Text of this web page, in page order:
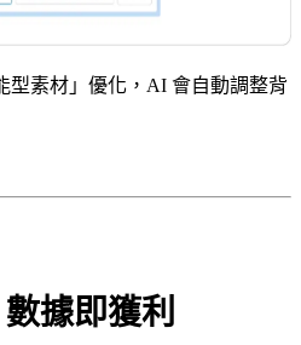
型素材」優化，AI 會自動調整背
據即獲利